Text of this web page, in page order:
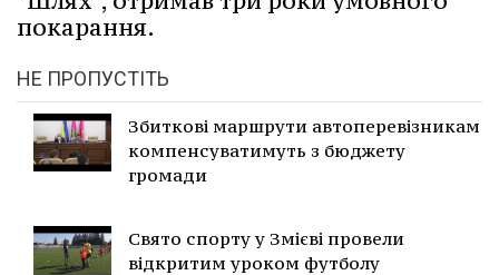
покарання.
НЕ ПРОПУСТІТЬ
Збиткові маршрути автоперевізникам
компенсуватимуть з бюджету
громади
Свято спорту у Змієві провели
відкритим уроком футболу